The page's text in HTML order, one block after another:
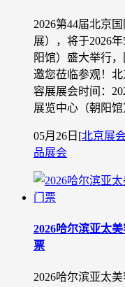
2026第44届北京
展），将于2026
阳馆）盛大举行
邀您莅临参观！
容展展会时间：
展览中心（朝阳
05月26日 [北京展
品展会
2026哈尔滨亚太
票
2026哈尔滨亚太